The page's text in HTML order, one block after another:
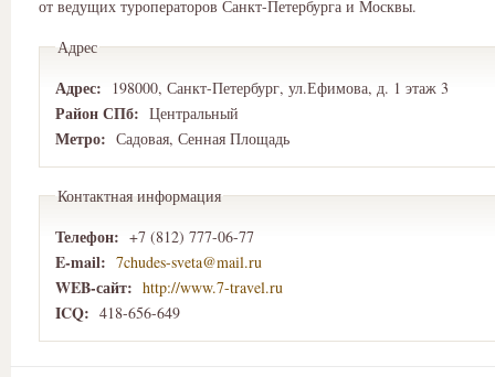
от ведущих туроператоров Санкт-Петербурга и Москвы.
Адрес
Адрес: 198000, Санкт-Петербург, ул.Ефимова, д. 1 этаж 3
Район СПб: Центральный
Метро: Садовая, Сенная Площадь
Контактная информация
Телефон: +7 (812) 777-06-77
E-mail: 7chudes-sveta@mail.ru
WEB-сайт: http://www.7-travel.ru
ICQ: 418-656-649